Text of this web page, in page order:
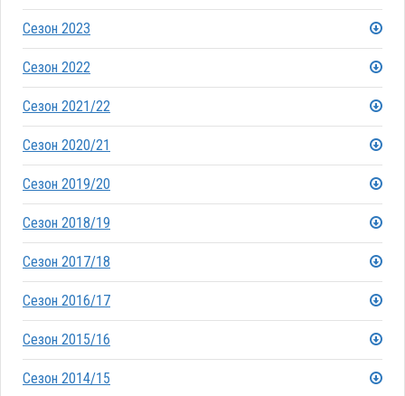
Сезон 2023
Сезон 2022
Сезон 2021/22
Сезон 2020/21
Сезон 2019/20
Сезон 2018/19
Сезон 2017/18
Сезон 2016/17
Сезон 2015/16
Сезон 2014/15